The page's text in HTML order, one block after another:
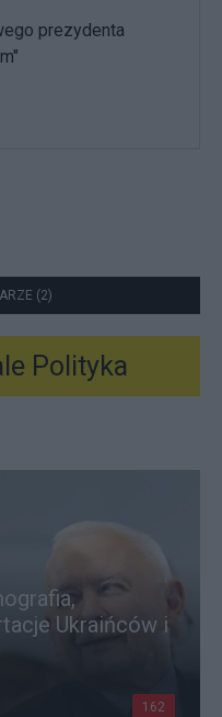
prezydenta
(2)
Polityka
Ukraińców i
162